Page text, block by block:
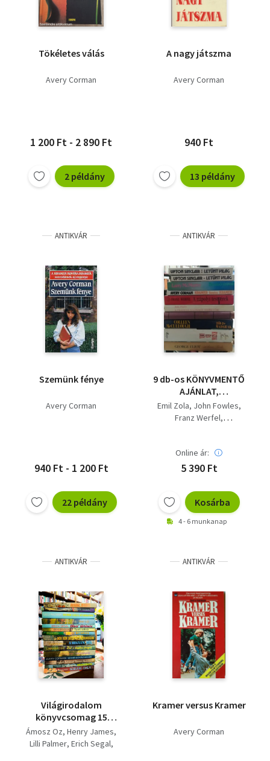
Tökéletes válás
Avery Corman
1 200 Ft - 2 890 Ft
2 példány
A nagy játszma
Avery Corman
940 Ft
13 példány
ANTIKVÁR
Szemünk fénye
Avery Corman
940 Ft - 1 200 Ft
22 példány
ANTIKVÁR
9 db-os KÖNYVMENTŐ
AJÁNLAT,
szépirodalom tíz
kötetben: A
szeretője+ A nápolyi
testvérek+ Kramer
kontra Kramer+
Tövismadarak+ Adam
Bede+ Észak és Dél+
Letűnt világ I.II.
Emil Zola John Fowles
Franz Werfel
Colleen McCullough
George Eliot John Jakes
Online ár:
5 390 Ft
Kosárba
4 - 6 munkanap
ANTIKVÁR
Világirodalom
könyvcsomag 15
darabos KÖNYVMENTŐ
AJÁNLAT: Mikáél,
Ámosz Oz Henry James
Lilli Palmer Erich Segal
ANTIKVÁR
Kramer versus Kramer
Avery Corman